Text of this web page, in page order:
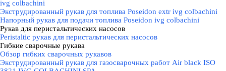
ivg colbachini
Экструдированный рукав для топлива Poseidon extr ivg colbachini
Напорный рукав для подачи топлива Poseidon ivg colbachini
Рукав для перистальтических насосов
Peristaltic рукав для перистальтических насосов
Гибкие сварочные рукава
Обзор гибких сварочных рукавов
Экструдированный рукав для газосварочных работ Air black ISO